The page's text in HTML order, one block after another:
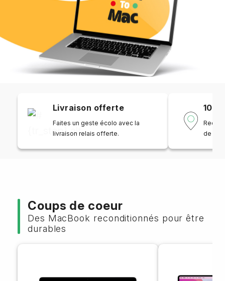
Livraison offerte
Faites un geste écolo avec la
livraison relais offerte.
de la
Coups de coeur
Des MacBook reconditionnés pour être
durables